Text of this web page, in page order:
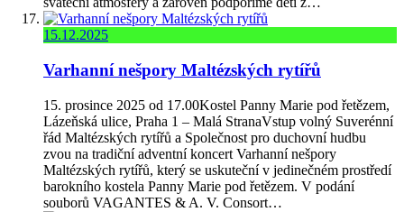
15.12.2025
Varhanní nešpory Maltézských rytířů
15. prosince 2025 od 17.00Kostel Panny Marie pod řetězem,
Lázeňská ulice, Praha 1 – Malá StranaVstup volný Suverénní
řád Maltézských rytířů a Společnost pro duchovní hudbu
zvou na tradiční adventní koncert Varhanní nešpory
Maltézských rytířů, který se uskuteční v jedinečném prostředí
barokního kostela Panny Marie pod řetězem. V podání
souborů VAGANTES & A. V. Consort…